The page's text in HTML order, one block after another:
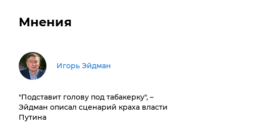
Мнения
Игорь Эйдман
​"Подставит голову под табакерку", –
Эйдман описал сценарий краха власти
Путина